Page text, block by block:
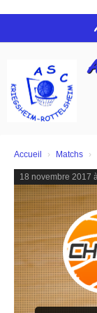
Accueil Matchs
18 novembre 2017